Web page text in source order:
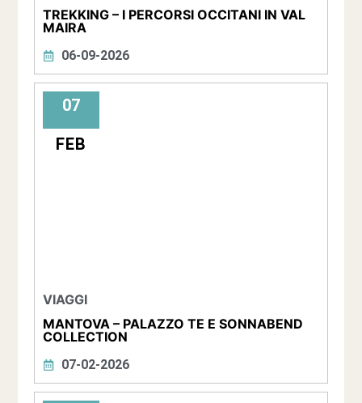
TREKKING – I PERCORSI OCCITANI IN VAL
MAIRA
06-09-2026
07
FEB
VIAGGI
MANTOVA – PALAZZO TE E SONNABEND
COLLECTION
07-02-2026